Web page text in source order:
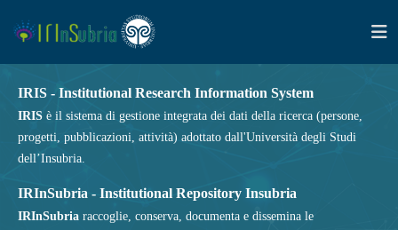
IRIS - Institutional Research Information System
IRIS è il sistema di gestione integrata dei dati della ricerca (persone,
progetti, pubblicazioni, attività) adottato dall'Università degli Studi
dell’Insubria.
IRInSubria - Institutional Repository Insubria
IRInSubria raccoglie, conserva, documenta e dissemina le